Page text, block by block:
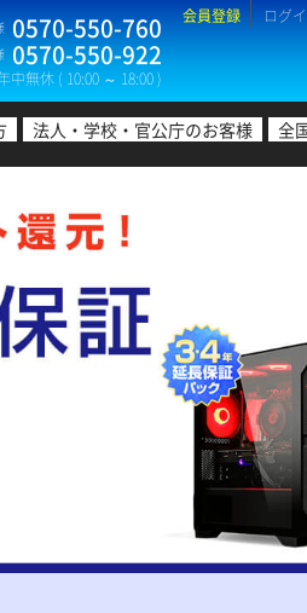
0570-550-760
0570-550-922
中無休 ( 10:00 ～ 18:00 )
会員登録 ログ
法人・学校・官公庁のお客様 全